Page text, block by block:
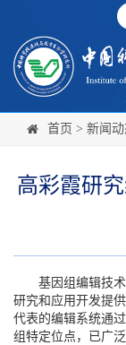
首页 > 新闻
高彩霞研
基因组编辑技术
研究和应用开发提
代表的编辑系统通
组特定位点，已广